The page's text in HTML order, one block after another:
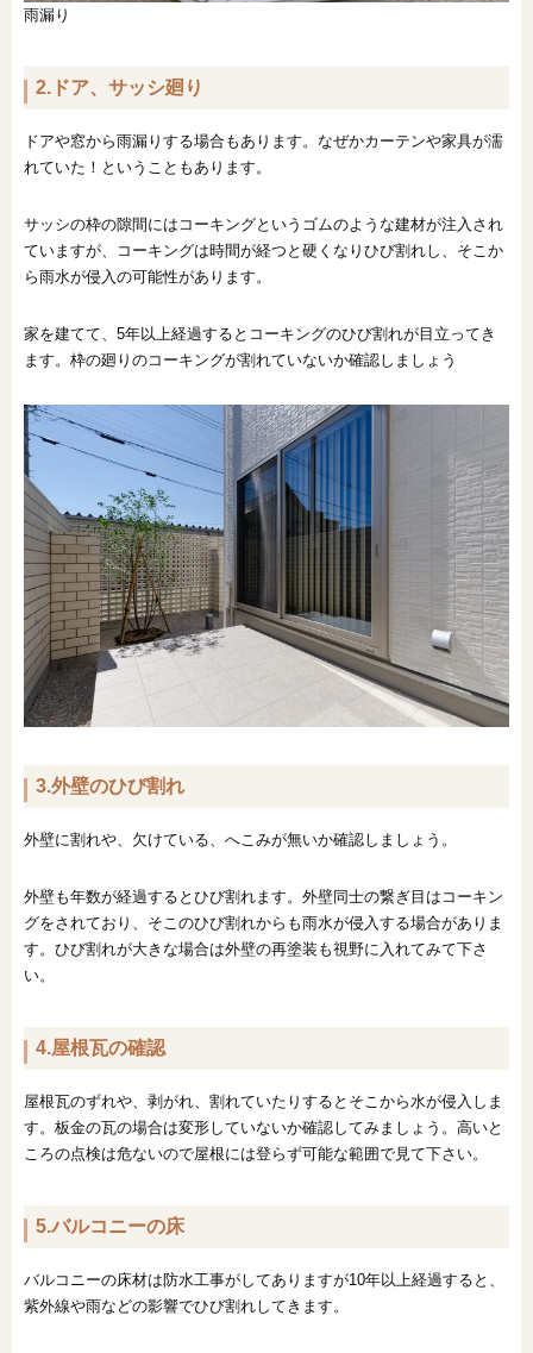
雨漏り
2.ドア、サッシ廻り
ドアや窓から雨漏りする場合もあります。なぜかカーテンや家具が濡
れていた！ということもあります。
サッシの枠の隙間にはコーキングというゴムのような建材が注入され
ていますが、コーキングは時間が経つと硬くなりひび割れし、そこか
ら雨水が侵入の可能性があります。
家を建てて、5年以上経過するとコーキングのひび割れが目立ってき
ます。枠の廻りのコーキングが割れていないか確認しましょう
3.外壁のひび割れ
外壁に割れや、欠けている、へこみが無いか確認しましょう。
外壁も年数が経過するとひび割れます。外壁同士の繋ぎ目はコーキン
グをされており、そこのひび割れからも雨水が侵入する場合がありま
す。ひび割れが大きな場合は外壁の再塗装も視野に入れてみて下さ
い。
4.屋根瓦の確認
屋根瓦のずれや、剥がれ、割れていたりするとそこから水が侵入しま
す。板金の瓦の場合は変形していないか確認してみましょう。高いと
ころの点検は危ないので屋根には登らず可能な範囲で見て下さい。
5.バルコニーの床
バルコニーの床材は防水工事がしてありますが10年以上経過すると、
紫外線や雨などの影響でひび割れしてきます。